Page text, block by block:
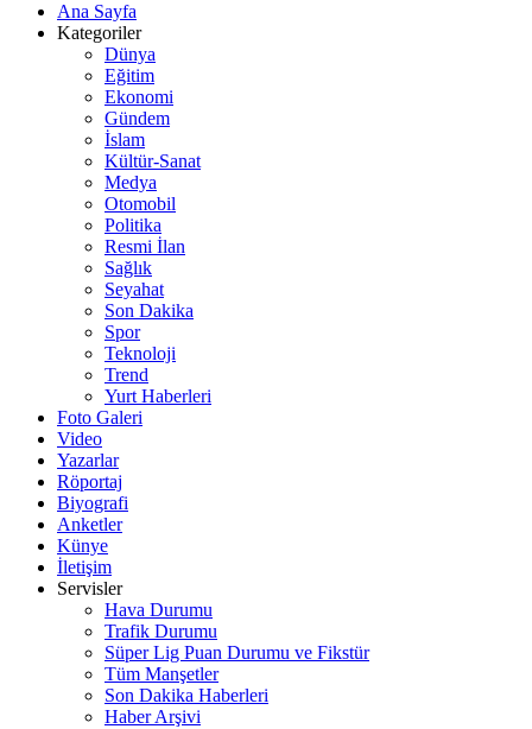
Ana Sayfa
Kategoriler
Dünya
Eğitim
Ekonomi
Gündem
İslam
Kültür-Sanat
Medya
Otomobil
Politika
Resmi İlan
Sağlık
Seyahat
Son Dakika
Spor
Teknoloji
Trend
Yurt Haberleri
Foto Galeri
Video
Yazarlar
Röportaj
Biyografi
Anketler
Künye
İletişim
Servisler
Hava Durumu
Trafik Durumu
Süper Lig Puan Durumu ve Fikstür
Tüm Manşetler
Son Dakika Haberleri
Haber Arşivi